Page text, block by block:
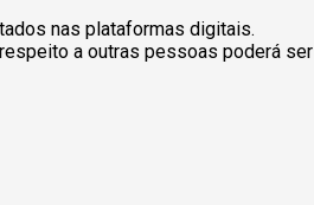
nas plataformas digitais.
a outras pessoas poderá ser